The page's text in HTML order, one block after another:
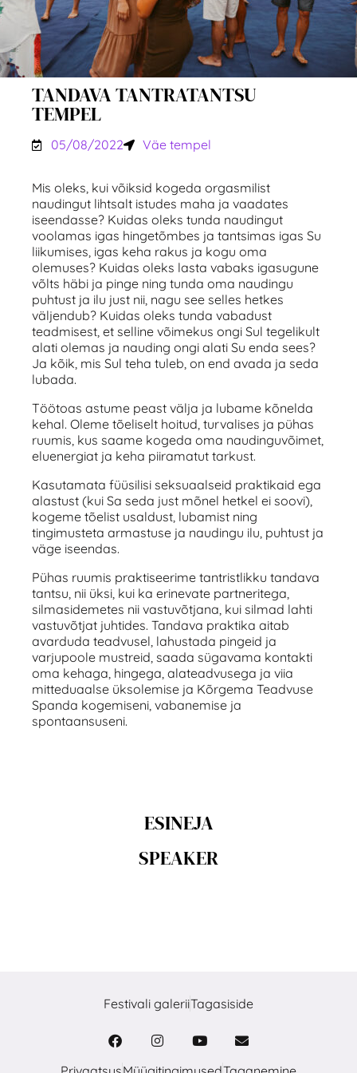
TANDAVA TANTRATANTSU
TEMPEL
05/08/2022 Väe tempel
Mis oleks, kui võiksid kogeda orgasmilist
naudingut lihtsalt istudes maha ja vaadates
iseendasse? Kuidas oleks tunda naudingut
voolamas igas hingetõmbes ja tantsimas igas Su
liikumises, igas keha rakus ja kogu oma
olemuses? Kuidas oleks lasta vabaks igasugune
võlts häbi ja pinge ning tunda oma naudingu
puhtust ja ilu just nii, nagu see selles hetkes
väljendub? Kuidas oleks tunda vabadust
teadmisest, et selline võimekus ongi Sul tegelikult
alati olemas ja nauding ongi alati Su enda sees?
Ja kõik, mis Sul teha tuleb, on end avada ja seda
lubada.
Töötoas astume peast välja ja lubame kõnelda
kehal. Oleme tõeliselt hoitud, turvalises ja pühas
ruumis, kus saame kogeda oma naudinguvõimet,
eluenergiat ja keha piiramatut tarkust.
Kasutamata füüsilisi seksuaalseid praktikaid ega
alastust (kui Sa seda just mõnel hetkel ei soovi),
kogeme tõelist usaldust, lubamist ning
tingimusteta armastuse ja naudingu ilu, puhtust ja
väge iseendas.
Pühas ruumis praktiseerime tantristlikku tandava
tantsu, nii üksi, kui ka erinevate partneritega,
silmasidemetes nii vastuvõtjana, kui silmad lahti
vastuvõtjat juhtides. Tandava praktika aitab
avarduda teadvusel, lahustada pingeid ja
varjupoole mustreid, saada sügavama kontakti
oma kehaga, hingega, alateadvusega ja viia
mitteduaalse üksolemise ja Kõrgema Teadvuse
Spanda kogemiseni, vabanemise ja
spontaansuseni.
ESINEJA
SPEAKER
Festivali galeriiTagasiside